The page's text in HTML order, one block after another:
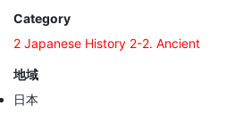
Category
2 Japanese History 2-2. Ancient
地域
日本